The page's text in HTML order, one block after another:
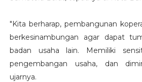
"Kita berharap, pembangunan
berkesinambungan agar dapat
badan usaha lain. Memiliki
pengembangan usaha, dan
ujarnya.